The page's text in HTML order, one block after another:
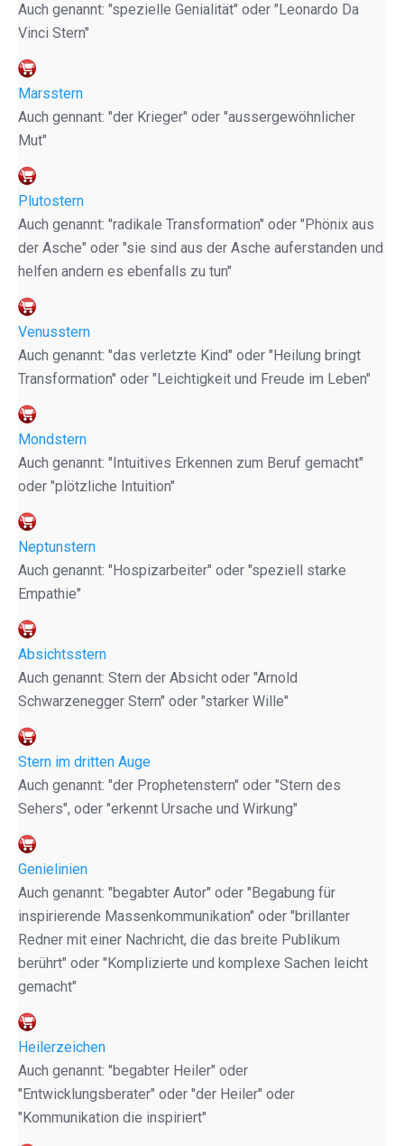
Auch genannt: "spezielle Genialität" oder "Leonardo Da
Vinci Stern"
Marsstern
Auch gennant: "der Krieger" oder "aussergewöhnlicher
Mut"
Plutostern
Auch genannt: "radikale Transformation" oder "Phönix aus
der Asche" oder "sie sind aus der Asche auferstanden und
helfen andern es ebenfalls zu tun"
Venusstern
Auch genannt: "das verletzte Kind" oder "Heilung bringt
Transformation" oder "Leichtigkeit und Freude im Leben"
Mondstern
Auch genannt: "Intuitives Erkennen zum Beruf gemacht"
oder "plötzliche Intuition"
Neptunstern
Auch genannt: "Hospizarbeiter" oder "speziell starke
Empathie"
Absichtsstern
Auch genannt: Stern der Absicht oder "Arnold
Schwarzenegger Stern" oder "starker Wille"
Stern im dritten Auge
Auch genannt: "der Prophetenstern" oder "Stern des
Sehers", oder "erkennt Ursache und Wirkung"
Genielinien
Auch genannt: "begabter Autor" oder "Begabung für
inspirierende Massenkommunikation" oder "brillanter
Redner mit einer Nachricht, die das breite Publikum
berührt" oder "Komplizierte und komplexe Sachen leicht
gemacht"
Heilerzeichen
Auch genannt: "begabter Heiler" oder
"Entwicklungsberater" oder "der Heiler" oder
"Kommunikation die inspiriert"